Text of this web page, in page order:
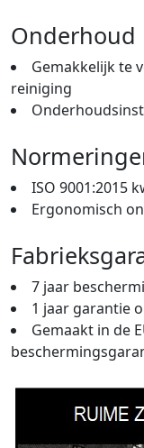
Onderhoud
Gemakkelijk te
reiniging
ISO 9001:2015
Ergonomisch
7 jaar
1 jaar garantie
Gemaakt in de